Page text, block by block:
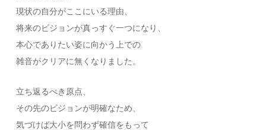
現状の自分がここにいる理由、
将来のビジョンが真っすぐ一つになり、
本心でありたい姿に向かう上での
雑音がクリアに無くなりました。
立ち返るべき原点、
その先のビジョンが明確なため、
気づけば大小を問わず確信をもって